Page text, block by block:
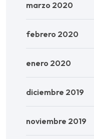
marzo 2020
febrero 2020
enero 2020
diciembre 2019
noviembre 2019